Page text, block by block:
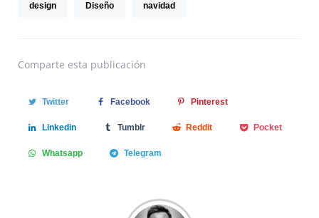
design Diseño navidad
Comparte esta publicación
Twitter Facebook Pinterest
Linkedin Tumblr Reddit Pocket
Whatsapp Telegram